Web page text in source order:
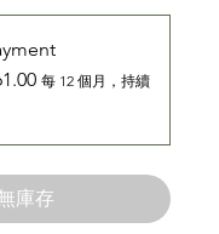
每 12 個月，持續
庫存